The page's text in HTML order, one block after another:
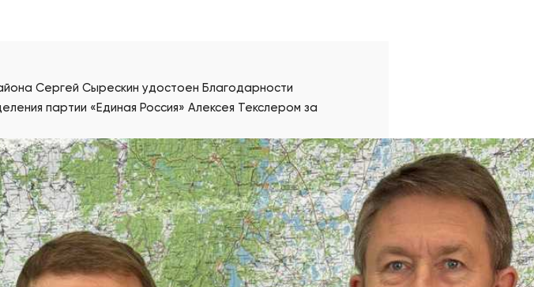
Сергей Сырескин удостоен Благодарности
партии «Единая Россия» Алексея Текслером за